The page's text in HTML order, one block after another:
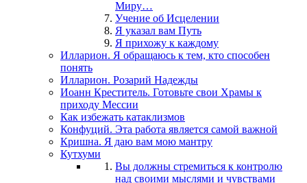
Миру…
Учение об Исцелении
Я указал вам Путь
Я прихожу к каждому
Илларион. Я обращаюсь к тем, кто способен
понять
Илларион. Розарий Надежды
Иоанн Креститель. Готовьте свои Храмы к
приходу Мессии
Как избежать катаклизмов
Конфуций. Эта работа является самой важной
Кришна. Я даю вам мою мантру
Кутхуми
Вы должны стремиться к контролю
над своими мыслями и чувствами